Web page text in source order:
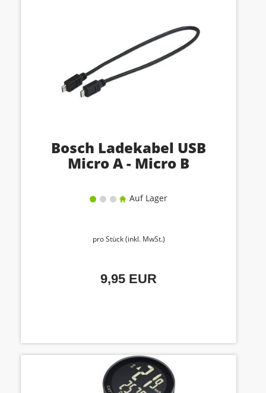
Bosch Ladekabel USB
Micro A - Micro B
Auf Lager
pro Stück (inkl. MwSt.)
9,95 EUR